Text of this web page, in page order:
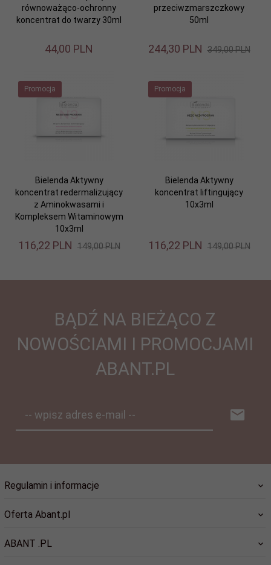
równoważąco-ochronny
koncentrat do twarzy 30ml
44,00 PLN
przeciwzmarszczkowy
50ml
244,30 PLN 349,00 PLN
Promocja
Bielenda Aktywny
koncentrat redermalizujący
z Aminokwasami i
Kompleksem Witaminowym
10x3ml
116,22 PLN 149,00 PLN
Promocja
Bielenda Aktywny
koncentrat liftingujący
10x3ml
116,22 PLN 149,00 PLN
BĄDŹ NA BIEŻĄCO Z
NOWOŚCIAMI I PROMOCJAMI
ABANT.PL
-- wpisz adres e-mail --
Regulamin i informacje
Oferta Abant.pl
ABANT .PL